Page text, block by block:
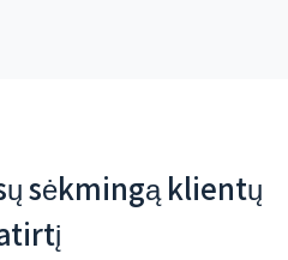
sėkmingą klientų